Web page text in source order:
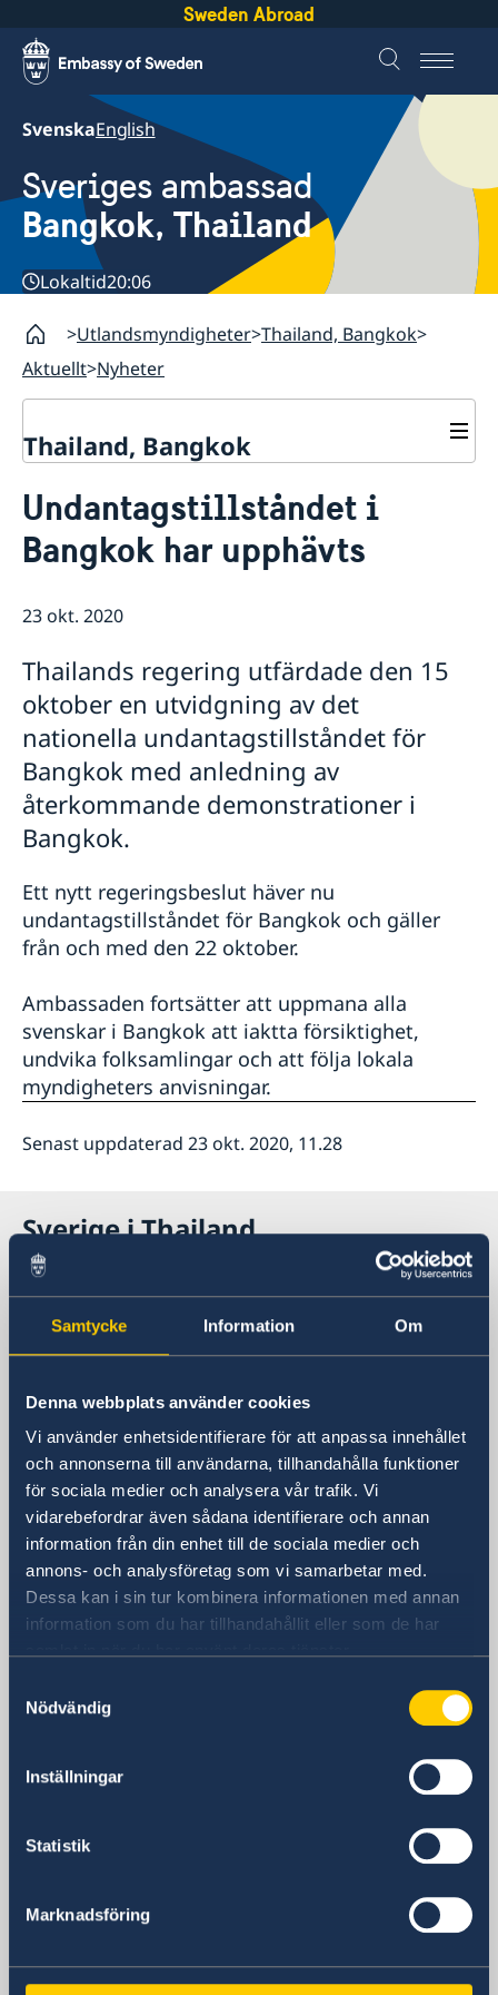
Samtycke Information Om
Denna webbplats använder cookies
Vi använder enhetsidentifierare för att anpassa innehållet
och annonserna till användarna, tillhandahålla funktioner
för sociala medier och analysera vår trafik. Vi
vidarebefordrar även sådana identifierare och annan
information från din enhet till de sociala medier och
annons- och analysföretag som vi samarbetar med.
Dessa kan i sin tur kombinera informationen med annan
information som du har tillhandahållit eller som de har
Nödvändig
Inställningar
Statistik
Marknadsföring
Sweden Abroad
SvenskaEnglish
Sveriges ambassad
Bangkok, Thailand
Lokaltid20:06
Utlandsmyndigheter Thailand, Bangkok
Aktuellt Nyheter
Thailand, Bangkok
Om oss
Honorärkonsulat
Netikett
Sociala media - kommunikation
Dataskyddspolicy
Så stöttar vi svenska företag
Team Sweden
Svenska företag i Thailand
Anmäl handelshinder
Nyheter
Undantagstillståndet i
Bangkok har upphävts
23 okt. 2020
Thailands regering utfärdade den 15
oktober en utvidgning av det
nationella undantagstillståndet för
Bangkok med anledning av
återkommande demonstrationer i
Bangkok.
Ett nytt regeringsbeslut häver nu
undantagstillståndet för Bangkok och gäller
från och med den 22 oktober.
Ambassaden fortsätter att uppmana alla
svenskar i Bangkok att iaktta försiktighet,
undvika folksamlingar och att följa lokala
myndigheters anvisningar.
Senast uppdaterad 23 okt. 2020, 11.28
Sverige i Thailand
Sveriges ambassad
Besöksadress
140 Sukhumvit Road,
mellan soi 4 och soi 6
Ambassaden ligger bredvid Landmark
Hotel
Skytrainstation: Nana
Postadress
Embassy of Sweden
P.O. Box 1324
Nana Post Office
Thailand
Telefontid: måndag, tisdag, torsdag kl.
08.30-10.00, 14.00-16.00. Telefontid:
Telefontid: fredag kl. 08.30-10.00
Fax
+66 2 263 72 60
E-postadress